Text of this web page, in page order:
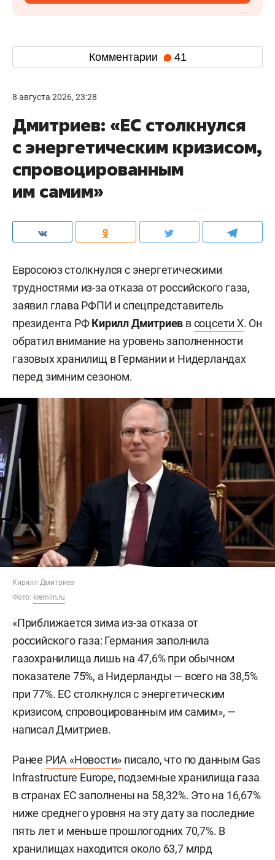
Комментарии 41
8 августа 2026, 23:28
Дмитриев: «ЕС столкнулся
с энергетическим кризисом,
спровоцированным
им самим»
Евросоюз столкнулся с энергетическими
трудностями из-за отказа от российского газа,
заявил глава РФПИ и спецпредставитель
президента РФКирилл Дмитриев всоцсети X. Он
обратил внимание на уровень заполненности
газовых хранилищ в Германии и Нидерландах
перед зимним сезоном.
Кирилл Дмитриев
Фото: kremlin.ru
«Приближается зима из-за отказа от
российского газа: Германия заполнила
газохранилища лишь на 47,6% при обычном
показателе 75%, а Нидерланды — всего на 38,5%
при 77%. ЕС столкнулся с энергетическим
кризисом, спровоцированным им самим», —
написал Дмитриев.
Ранее РИА «Новости» писало, что по данным Gas
Infrastructure Europe, подземные хранилища газа
в странах ЕС заполнены на 58,32%. Это на 16,67%
ниже среднего уровня на эту дату за последние
пять лет и меньше прошлогодних 70,7%. В
хранилищах находится около 63,7 млрд